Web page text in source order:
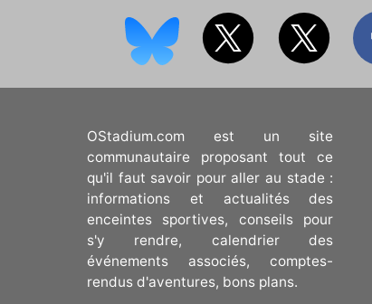
OStadium.com est un site
communautaire proposant tout ce
qu'il faut savoir pour aller au stade :
informations et actualités des
enceintes sportives, conseils pour
s'y rendre, calendrier des
événements associés, comptes-
rendus d'aventures, bons plans.